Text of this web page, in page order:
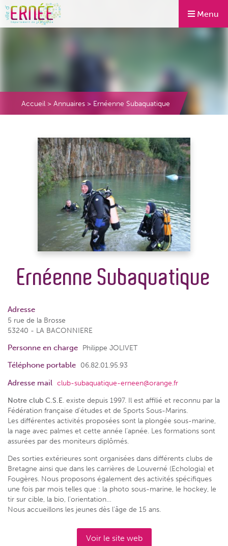
Menu
Accueil > Annuaires > Ernéenne Subaquatique
Ernéenne Subaquatique
Adresse
5 rue de la Brosse
53240 - LA BACONNIERE
Personne en charge Philippe JOLIVET
Téléphone portable 06.82.01.95.93
Adresse mail club-subaquatique-erneen@orange.fr
Notre club C.S.E. existe depuis 1997. Il est affilié et reconnu par la
Fédération française d’études et de Sports Sous-Marins.
Les différentes activités proposées sont la plongée sous-marine,
la nage avec palmes et cette année l’apnée. Les formations sont
assurées par des moniteurs diplômés.
Des sorties extérieures sont organisées dans différents clubs de
Bretagne ainsi que dans les carrières de Louverné (Echologia) et
Fougères. Nous proposons également des activités spécifiques
une fois par mois telles que : la photo sous-marine, le hockey, le
tir sur cible, la bio, l’orientation…
Nous accueillons les jeunes dès l’âge de 15 ans.
Voir le site web